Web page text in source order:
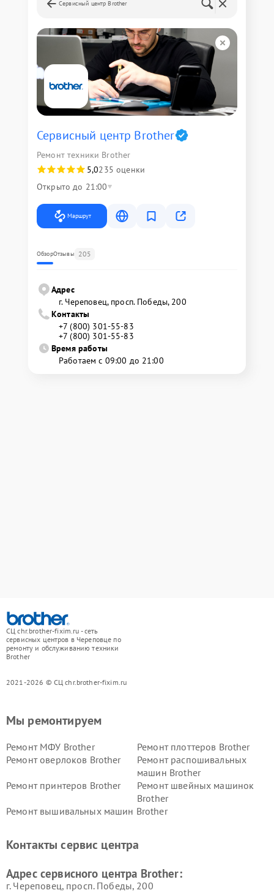
Сервисный центр Brother
Сервисный центр Brother
Ремонт техники Brother
5,0235 оценки
Открыто до 21:00
Маршрут
ОбзорОтзывы 205
Адрес
г. Череповец, просп. Победы, 200
Контакты
+7 (800) 301-55-83
+7 (800) 301-55-83
Время работы
Работаем с 09:00 до 21:00
СЦ chr.brother-fixim.ru - сеть
сервисных центров в Череповце по
ремонту и обслуживанию техники
Brother
2021-2026 © СЦ chr.brother-fixim.ru
Мы ремонтируем
Ремонт МФУ Brother
Ремонт плоттеров Brother
Ремонт оверлоков Brother
Ремонт распошивальных
машин Brother
Ремонт принтеров Brother
Ремонт швейных машинок
Brother
Ремонт вышивальных машин Brother
Контакты сервис центра
Адрес сервисного центра Brother:
г. Череповец, просп. Победы, 200